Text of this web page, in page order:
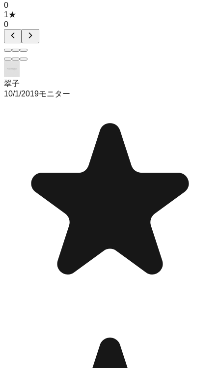
0
1★
0
翠子
10/1/2019モニター